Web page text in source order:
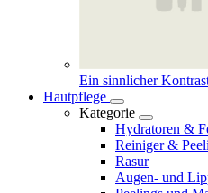
Ein sinnlicher
Hautpflege
Kategorie
Hydratoren &
Reiniger &
Rasur
Augen- und